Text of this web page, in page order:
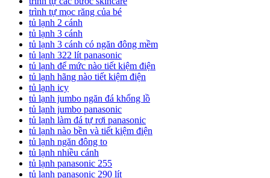
trình tự mọc răng của bé
tủ lạnh 2 cánh
tủ lạnh 3 cánh
tủ lạnh 3 cánh có ngăn đông mềm
tủ lạnh 322 lít panasonic
tủ lạnh để mức nào tiết kiệm điện
tủ lạnh hãng nào tiết kiệm điện
tủ lạnh icy
tủ lạnh jumbo ngăn đá khổng lồ
tủ lạnh jumbo panasonic
tủ lạnh làm đá tự rơi panasonic
tủ lạnh nào bền và tiết kiệm điện
tủ lạnh ngăn đông to
tủ lạnh nhiều cánh
tủ lạnh panasonic 255
tủ lạnh panasonic 290 lít